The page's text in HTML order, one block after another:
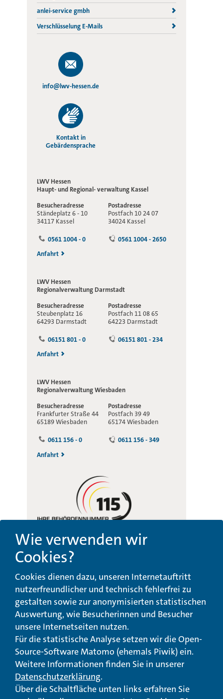
anlei-service gmbh
Verschlüsselung E-Mails
info@lwv-hessen.de
Kontakt in
Gebärdensprache
LWV Hessen
Haupt- und Regional-verwaltung Kassel
Besucheradresse
Ständeplatz 6 - 10
34117 Kassel
Postadresse
Postfach 10 24 07
34024 Kassel
0561 1004 - 0
0561 1004 - 2650
Anfahrt
LWV Hessen
Regionalverwaltung Darmstadt
Besucheradresse
Steubenplatz 16
64293 Darmstadt
Postadresse
Postfach 11 08 65
64223 Darmstadt
06151 801 - 0
06151 801 - 234
Anfahrt
LWV Hessen
RegionalverwaltungWiesbaden
Besucheradresse
Frankfurter Straße 44
65189 Wiesbaden
Postadresse
Postfach 39 49
65174 Wiesbaden
0611 156 - 0
0611 156 - 349
Anfahrt
Anregungs- und
Qualitätsmanagement
Barrierefreiheit
© Landeswohlfahrtsverband Hessen 2026
Impressum Seitenübersicht Seite drucken
nach oben
Wie verwenden wir
Cookies?
Cookies dienen dazu, unseren Internetauftritt
nutzerfreundlicher und technisch fehlerfrei zu
gestalten sowie zur anonymisierten statistischen
Auswertung, wie Besucherinnen und Besucher
unsere Internetseiten nutzen.
Für die statistische Analyse setzen wir die Open-
Source-Software Matomo (ehemals Piwik) ein.
Weitere Informationen finden Sie in unserer
Datenschutzerklärung.
Über die Schaltfläche unten links erfahren Sie